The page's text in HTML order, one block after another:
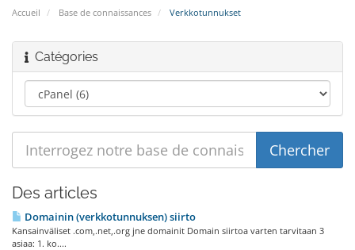
Accueil Base de connaissances Verkkotunnukset
Catégories
Des articles
Domainin (verkkotunnuksen) siirto
Kansainväliset .com,.net,.org jne domainit Domain siirtoa varten tarvitaan 3
asiaa: 1. ko....